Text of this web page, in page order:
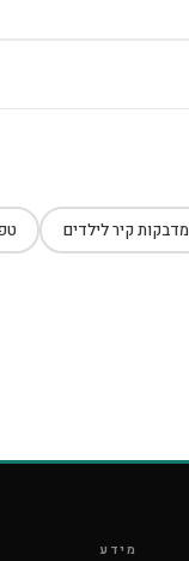
מדבקות קיר לילדים
מידע